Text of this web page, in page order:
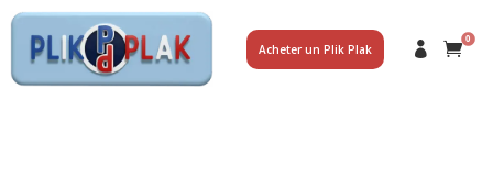
Acheter un Plik Plak
0